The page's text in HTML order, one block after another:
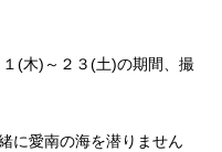
(木)～２３(土)の期間、撮
に愛南の海を潜りません